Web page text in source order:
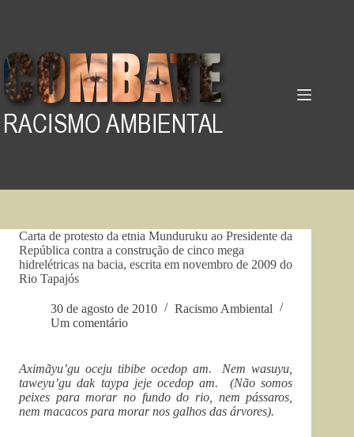
Carta de protesto da etnia Munduruku ao Presidente da
República contra a construção de cinco mega
hidrelétricas na bacia, escrita em novembro de 2009 do
Rio Tapajós
30 de agosto de 2010
Racismo Ambiental
Um comentário
Aximãyu’gu oceju tibibe ocedop am. Nem wasuyu,
taweyu’gu dak taypa jeje ocedop am. (Não somos
peixes para morar no fundo do rio, nem pássaros,
nem macacos para morar nos galhos das árvores).